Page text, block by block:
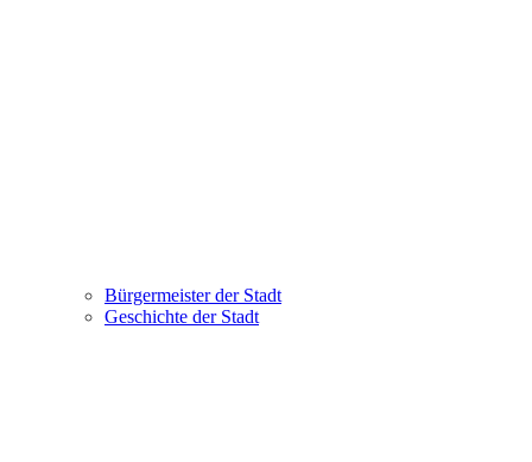
Bürgermeister der Stadt
Geschichte der Stadt